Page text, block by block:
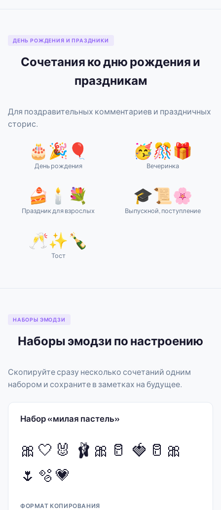
ДЕНЬ РОЖДЕНИЯ И ПРАЗДНИКИ
Сочетания ко дню рождения и
праздникам
Для поздравительных комментариев и праздничных
сторис.
🎂🎉🎈
День рождения
🥳🎊🎁
Вечеринка
🍰🕯️💐
Праздник для взрослых
🎓📜🌸
Выпускной, поступление
🥂✨🍾
Тост
НАБОРЫ ЭМОДЗИ
Наборы эмодзи по настроению
Скопируйте сразу несколько сочетаний одним
набором и сохраните в заметках на будущее.
Набор «милая пастель»
🎀🤍🐰 🩰🎀🥛 🍓🥛🎀
🌷🫧💗
ФОРМАТ КОПИРОВАНИЯ